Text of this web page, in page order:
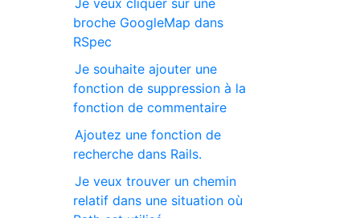
Je veux cliquer sur une
broche GoogleMap dans
RSpec
Je souhaite ajouter une
fonction de suppression à la
fonction de commentaire
Ajoutez une fonction de
recherche dans Rails.
Je veux trouver un chemin
relatif dans une situation où